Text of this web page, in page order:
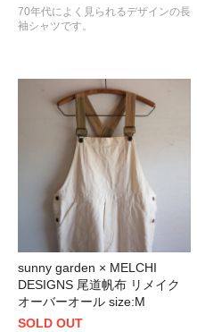
70年代によく見られるデザインの長
袖シャツです。
sunny garden × MELCHI
DESIGNS 尾道帆布 リメイク
オーバーオール size:M
SOLD OUT